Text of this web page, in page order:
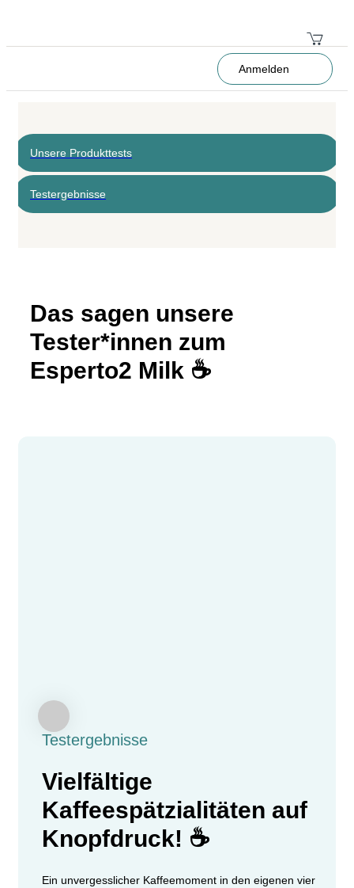
Anmelden
Unsere Produkttests
Testergebnisse
Das sagen unsere
Tester*innen zum
Esperto2 Milk ☕
Testergebnisse
Vielfältige
Kaffeespätzialitäten auf
Knopfdruck! ☕
Ein unvergesslicher Kaffeemoment in den eigenen vier